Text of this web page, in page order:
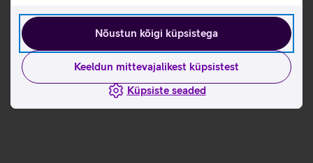
Nõustun kõigi küpsistega
Keeldun mittevajalikest küpsistest
Küpsiste seaded